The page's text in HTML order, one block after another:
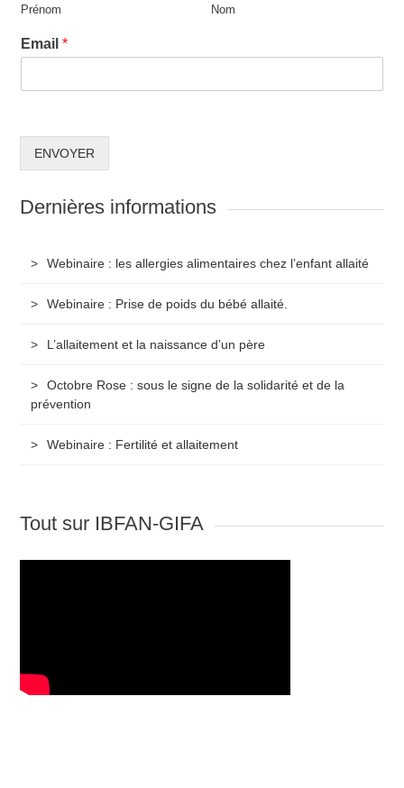
Prénom Nom
Email*
ENVOYER
Dernières informations
Webinaire : les allergies alimentaires chez l’enfant allaité
Webinaire : Prise de poids du bébé allaité.
L’allaitement et la naissance d’un père
Octobre Rose : sous le signe de la solidarité et de la
prévention
Webinaire : Fertilité et allaitement
Tout sur IBFAN-GIFA